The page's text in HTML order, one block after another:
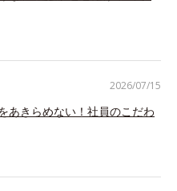
あきらめない！社員のこだわ
2026/07/15